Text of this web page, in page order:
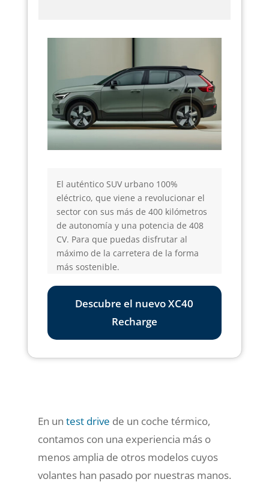
El auténtico SUV urbano 100%
eléctrico, que viene a revolucionar el
sector con sus más de 400 kilómetros
de autonomía y una potencia de 408
CV. Para que puedas disfrutar al
máximo de la carretera de la forma
más sostenible.
Descubre el nuevo XC40
Recharge
En un test drive de un coche térmico,
contamos con una experiencia más o
menos amplia de otros modelos cuyos
volantes han pasado por nuestras manos.